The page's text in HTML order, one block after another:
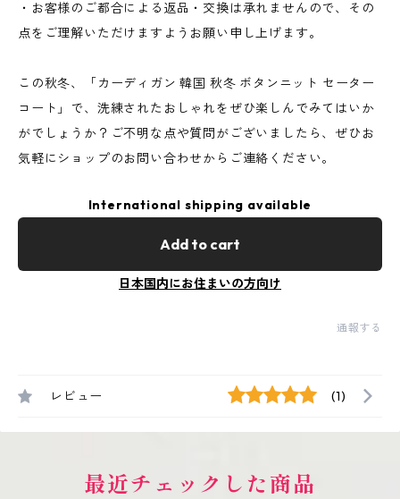
・お客様のご都合による返品・交換は承れませんので、その
点をご理解いただけますようお願い申し上げます。
この秋冬、「カーディガン 韓国 秋冬 ボタンニット セーター
コート」で、洗練されたおしゃれをぜひ楽しんでみてはいか
がでしょうか？ご不明な点や質問がございましたら、ぜひお
気軽にショップのお問い合わせからご連絡ください。
International shipping available
Add to cart
日本国内にお住まいの方向け
通報する
レビュー (1)
最近チェックした商品